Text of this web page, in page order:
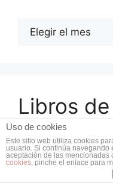
Archivos
Libros
Uso de cookies
Este sitio web utiliza cookies
usuario. Si continúa navegando
aceptación de las mencionadas
cookies, pinche el enlace para